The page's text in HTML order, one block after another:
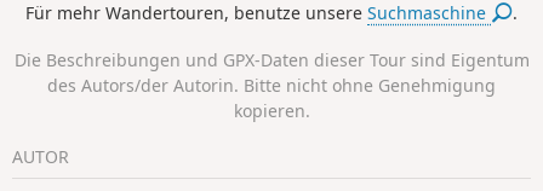
Für mehr Wandertouren, benutze unsereSuchmaschine .
Die Beschreibungen und GPX-Daten dieser Tour sind Eigentum
des Autors/der Autorin. Bitte nicht ohne Genehmigung
kopieren.
AUTOR